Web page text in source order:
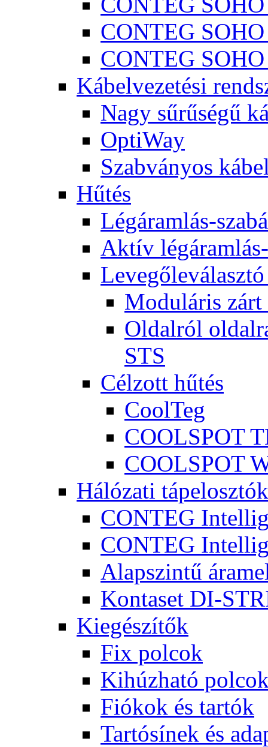
CONTEG
CONTEG
Kábelvezetési
Nagy sűrűségű
OptiWay
Szabványos
Hűtés
Légáramlás-
Aktív
Moduláris
Oldalról
STS
Célzott hűtés
CoolTeg
COOLSPOT
COOLSPOT
Hálózati tápelosztók
CONTEG
CONTEG
Alapszintű
Kontaset DI-
Kiegészítők
Fix polcok
Kihúzható
Fiókok és tartók
Tartósínek és